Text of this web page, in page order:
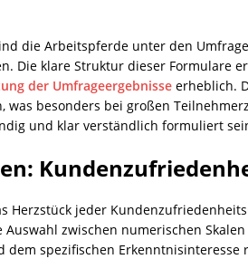
die Arbeitspferde unter den
Die klare Struktur dieser
der Umfrageergebnisse erheblich.
besonders bei großen
und klar verständlich formuliert
Herzstück jeder
zwischen numerischen
dem spezifischen